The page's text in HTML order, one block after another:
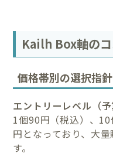
Kailh Box軸の
価格帯別の選択指針
エントリーレベル（予
1個90円（税込）、
円となっており、大
す。